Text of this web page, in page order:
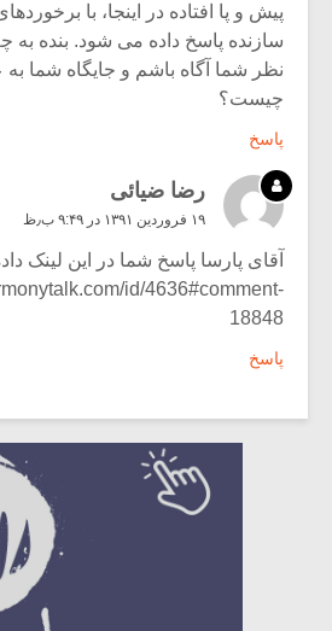
پیش و پا افتاده در اینجا، با
سازنده پاسخ داده می شود. بنده به چه
نظر شما آگاه باشم و جایگاه شما
چیست؟
پاسخ
رضا ضیائی
۱۹ فروردین ۱۳۹۱ در ۹:۴۹ ب٫ظ
آقای پارسا پاسخ شما در این لینک
id/4636#comment-
18848
پاسخ